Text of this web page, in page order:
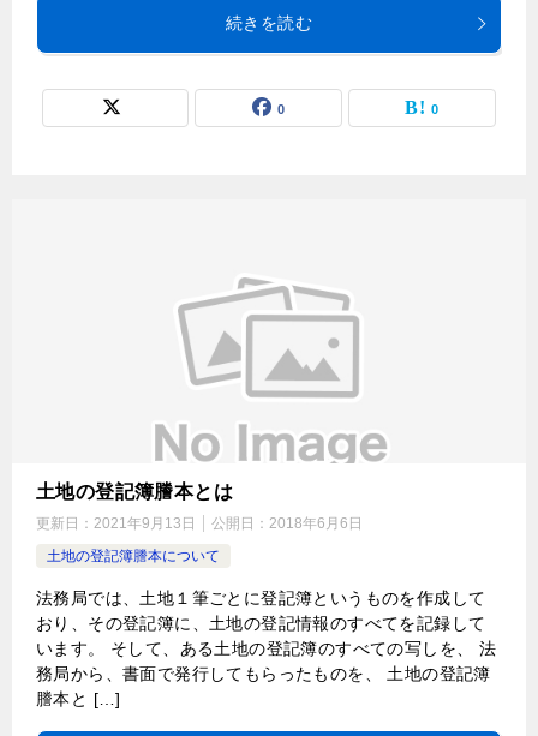
続きを読む
0 0
土地の登記簿謄本とは
更新日： 2021年9月13日 公開日： 2018年6月6日
土地の登記簿謄本について
法務局では、土地１筆ごとに登記簿というものを作成して
おり、その登記簿に、土地の登記情報のすべてを記録して
います。 そして、ある土地の登記簿のすべての写しを、 法
務局から、書面で発行してもらったものを、 土地の登記簿
謄本と […]